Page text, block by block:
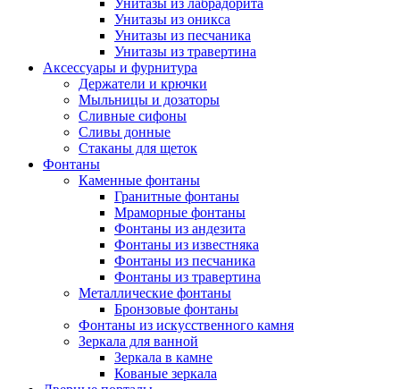
Унитазы из лабрадорита
Унитазы из оникса
Унитазы из песчаника
Унитазы из травертина
Аксессуары и фурнитура
Держатели и крючки
Мыльницы и дозаторы
Сливные сифоны
Сливы донные
Стаканы для щеток
Фонтаны
Каменные фонтаны
Гранитные фонтаны
Мраморные фонтаны
Фонтаны из андезита
Фонтаны из известняка
Фонтаны из песчаника
Фонтаны из травертина
Металлические фонтаны
Бронзовые фонтаны
Фонтаны из искусственного камня
Зеркала для ванной
Зеркала в камне
Кованые зеркала